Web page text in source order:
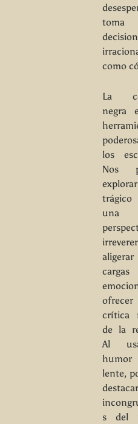
toma
como
La
negra
los
Nos
una
cargas
crítica
de la
Al
lente,
s del